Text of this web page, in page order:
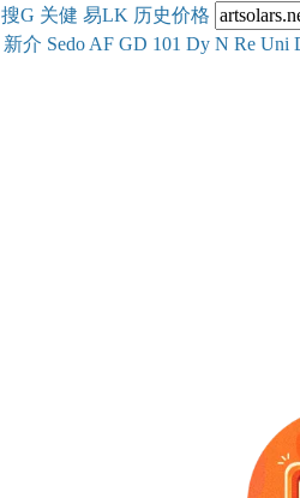
搜G 关健 易LK 历史价格
新介 Sedo AF GD 101 Dy N Re Uni